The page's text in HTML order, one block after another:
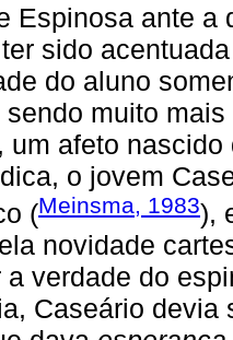
Espinosa ante a
sido
do aluno
sendo muito
um afeto
o jovem
(Meinsma, 1983),
novidade
a verdade do
Caseário devia